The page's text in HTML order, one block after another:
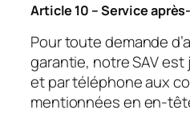
Article 10 – Service
Pour toute demande
garantie, notre SAV
et par téléphone aux
mentionnées en en-